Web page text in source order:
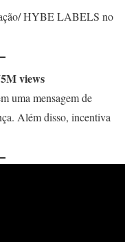
HYBE LABELS no
views
uma mensagem de
Além disso, incentiva